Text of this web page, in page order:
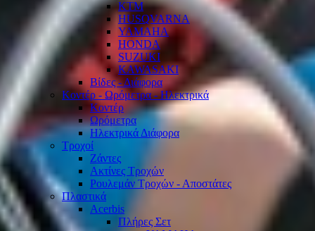
KTM
HUSQVARNA
YAMAHA
HONDA
SUZUKI
KAWASAKI
Βίδες - Διάφορα
Κοντέρ - Ωρόμετρα - Ηλεκτρικά
Κοντέρ
Ωρόμετρα
Ηλεκτρικά Διάφορα
Τροχοί
Ζάντες
Ακτίνες Τροχών
Ρουλεμάν Τροχών - Αποστάτες
Πλαστικά
Acerbis
Πλήρες Σετ